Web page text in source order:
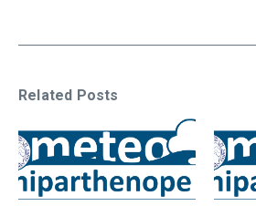
Related Posts